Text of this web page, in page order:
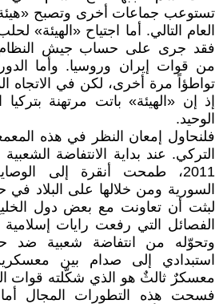
تستوعب جماعات أخرى وتصبح
العام التالي. أما اجتياح «الهيئة»
فقد جرى على حساب جيش النظام
من قوات إيران وروسيا. وأما
تواطؤاً مرة أخرى، لكن في الاتجاه
إذ إن «الهيئة» باتت مرتهنة
الوحيد.
فلنحاول إمعان النظر في هذه
التركي. عند بداية الانتفاضة
2011، طمحت أنقرة إلى
السورية ومن خلالها على البلاد في
لبثت أن تعاونت مع بعض دول
الفصائل التي رفعت رايات
وتحوّله من انتفاضة شعبية ضد
استبدادي إلى صدام بين
معسكرٌ ثالثٌ هو الذي شكّلته قوات
فسحت هذه التطورات المجال